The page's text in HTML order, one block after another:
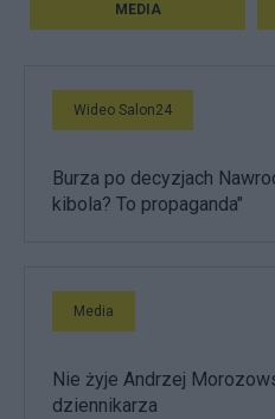
MEDIA
Wideo Salon24
Burza po decyzjach
kibola? To propaganda"
Media
Nie żyje Andrzej
dziennikarza